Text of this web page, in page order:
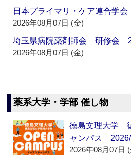
日本プライマリ・ケア連合学
2026年08月07日 (金)
埼玉県病院薬剤師会 研修会
2026年08月07日 (金)
薬系大学・学部 催し物
徳島文理大学
ャンパス
2026年08月07日